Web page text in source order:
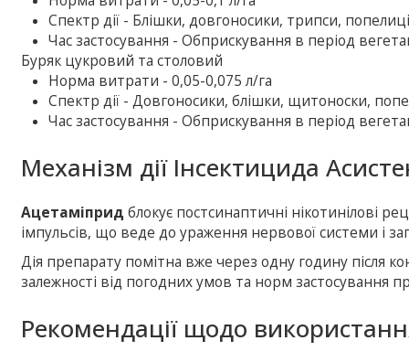
Спектр дії - Блішки, довгоносики, трипси,
Час застосування - Обприскування в період
Буряк цукровий та столовий
Норма витрати - 0,05-0,075 л/га
Спектр дії - Довгоносики, блішки, щитоноски,
Час застосування - Обприскування в період
Механізм дії Інсектицида
Ацетаміприд блокує постсинаптичні
імпульсів, що веде до ураження нервової системи і
Дія препарату помітна вже через одну годину після
залежності від погодних умов та норм застосування
Рекомендації щодо